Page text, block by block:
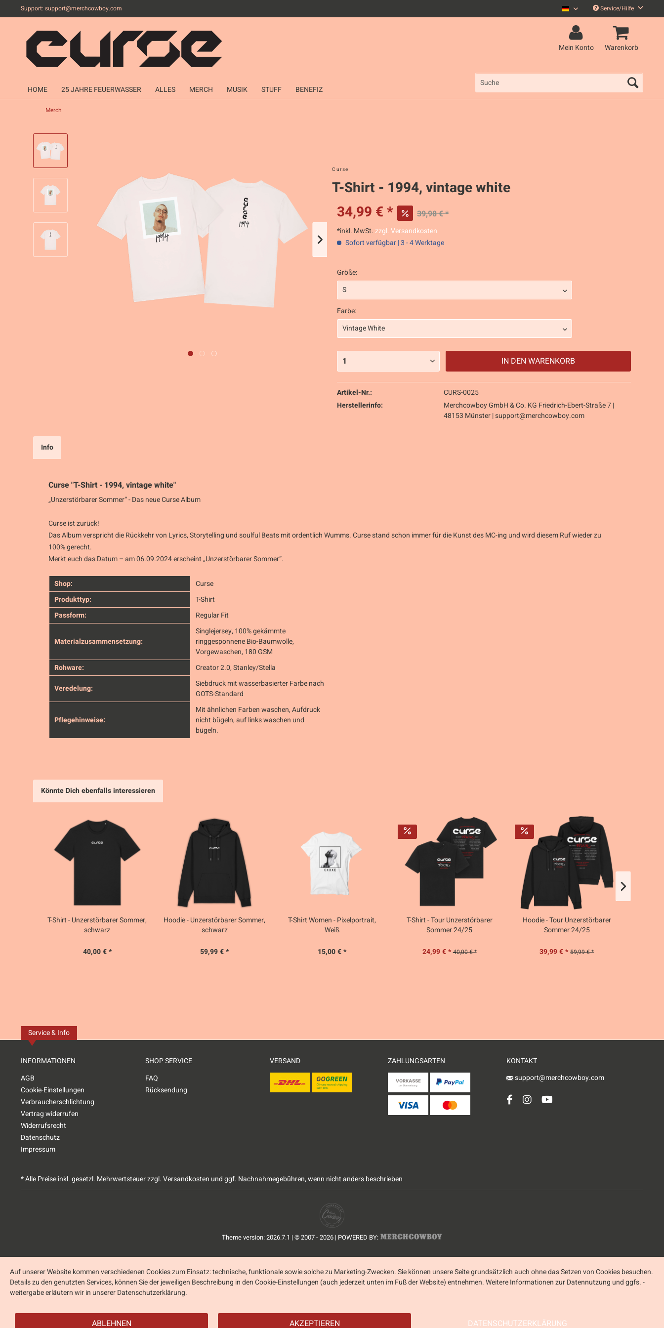
Support: support@merchcowboy.com Curse DeutschService/Hilfe
Mein Konto Warenkorb
HOME 25 JAHRE FEUERWASSER ALLES MERCH MUSIK STUFF BENEFIZ
Merch
Curse
T-Shirt - 1994, vintage white
34,99 € *
39,98 € *
*inkl. MwSt.zzgl. Versandkosten
Sofort verfügbar | 3 - 4 Werktage
Größe:
Farbe:
IN DEN WARENKORB
Artikel-Nr.:
CURS-0025
Herstellerinfo:
Merchcowboy GmbH & Co. KG Friedrich-Ebert-Straße 7 |
48153 Münster |support@merchcowboy.com
Info
Curse "T-Shirt - 1994, vintage white"
„Unzerstörbarer Sommer“ - Das neue Curse Album
Curse ist zurück!
Das Album verspricht die Rückkehr von Lyrics, Storytelling und soulful Beats mit ordentlich Wumms. Curse stand schon immer für die Kunst des MC-ing und wird diesem Ruf wieder zu
100% gerecht.
Merkt euch das Datum – am 06.09.2024 erscheint „Unzerstörbarer Sommer“.
Shop:
Curse
Produkttyp:
T-Shirt
Passform:
Regular Fit
Materialzusammensetzung:
Singlejersey, 100% gekämmte
ringgesponnene Bio-Baumwolle,
Vorgewaschen, 180 GSM
Rohware:
Creator 2.0, Stanley/Stella
Veredelung:
Siebdruck mit wasserbasierter Farbe nach
GOTS-Standard
Pflegehinweise:
Mit ähnlichen Farben waschen, Aufdruck
nicht bügeln, auf links waschen und
bügeln.
Könnte Dich ebenfalls interessieren
T-Shirt - Unzerstörbarer Sommer,
schwarz
40,00 € *
Hoodie - Unzerstörbarer Sommer,
schwarz
59,99 € *
T-Shirt Women - Pixelportrait,
Weiß
15,00 € *
T-Shirt - Tour Unzerstörbarer
Sommer 24/25
24,99 € * 40,00 € *
Hoodie - Tour Unzerstörbarer
Sommer 24/25
39,99 € * 59,99 € *
Service & Info
INFORMATIONEN
AGB
Cookie-Einstellungen
Verbraucherschlichtung
Vertrag widerrufen
Widerrufsrecht
Datenschutz
Impressum
SHOP SERVICE
FAQ
Rücksendung
VERSAND ZAHLUNGSARTEN
KONTAKT
support@merchcowboy.com
* Alle Preise inkl. gesetzl. Mehrwertsteuer zzgl.Versandkosten und ggf. Nachnahmegebühren, wenn nicht anders beschrieben
Theme version: 2026.7.1 | © 2007 - 2026 | POWERED BY:
Auf unserer Website kommen verschiedenen Cookies zum Einsatz: technische, funktionale sowie solche zu Marketing-Zwecken. Sie können unsere Seite grundsätzlich auch ohne das Setzen von Cookies besuchen.
Details zu den genutzten Services, können Sie der jeweiligen Beschreibung in den Cookie-Einstellungen (auch jederzeit unten im Fuß der Website) entnehmen. Weitere Informationen zur Datennutzung und ggfs. -
weitergabe erläutern wir in unserer Datenschutzerklärung.
ABLEHNEN AKZEPTIEREN DATENSCHUTZERKLÄRUNG